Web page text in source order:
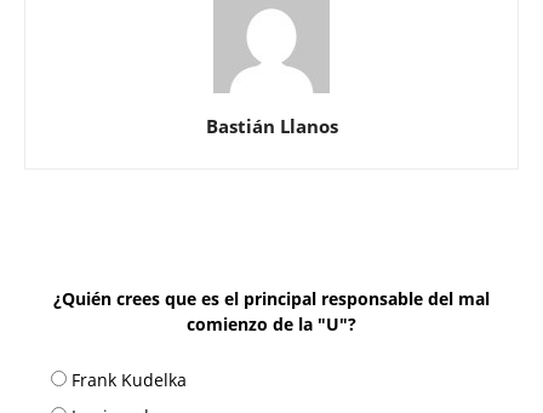
Bastián Llanos
¿Quién crees que es el principal responsable del mal
comienzo de la "U"?
Frank Kudelka